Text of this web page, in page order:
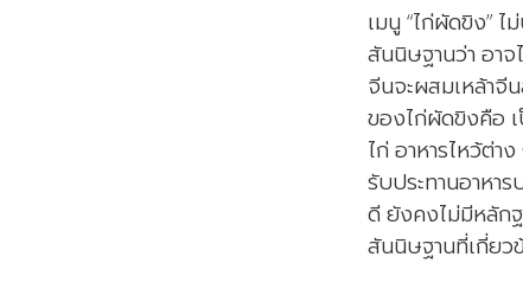
เมนู “ไก่ผัดขิง”
สันนิษฐานว่า อาจ
จีนจะผสมเหล้าจี
ของไก่ผัดขิงคือ เ
ไก่ อาหารไหว้ต่า
รับประทานอาหา
ดี ยังคงไม่มีหลัก
สันนิษฐานที่เกี่ยว